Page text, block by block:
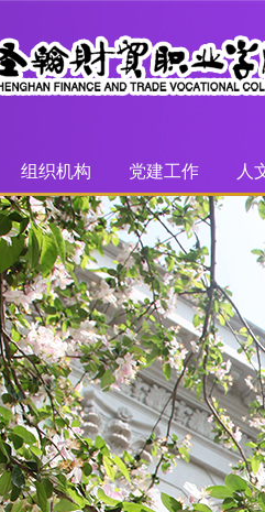
组织机构 党建工作 人